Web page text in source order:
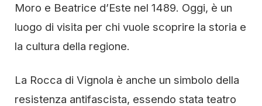
Moro e Beatrice d’Este nel 1489. Oggi, è un
luogo di visita per chi vuole scoprire la storia e
la cultura della regione.
La Rocca di Vignola è anche un simbolo della
resistenza antifascista, essendo stata teatro